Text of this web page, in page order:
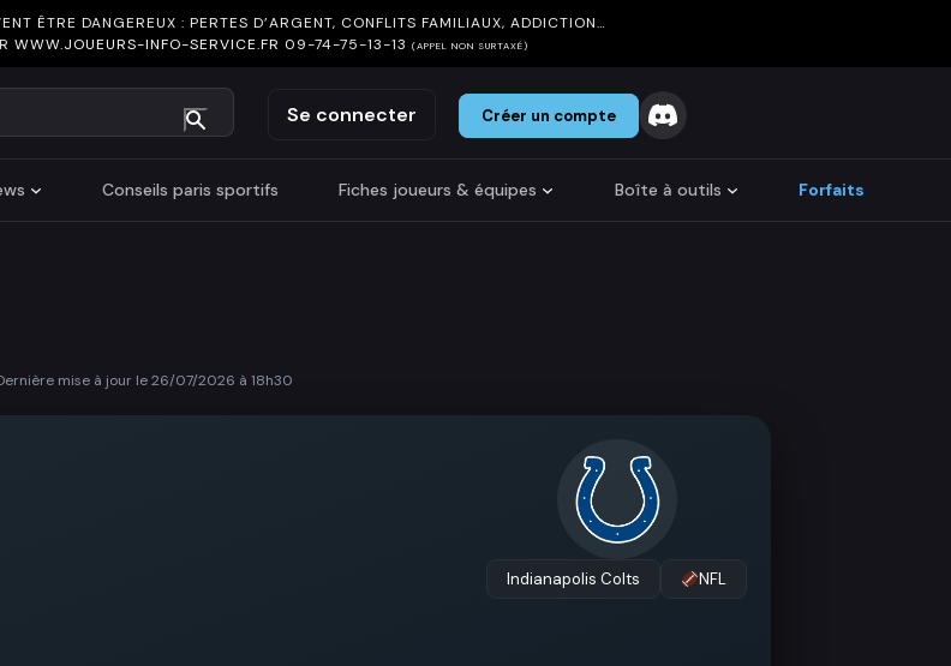
ÊTRE DANGEREUX : PERTES D’ARGENT, CONFLITS FAMILIAUX, ADDICTION…
WWW.JOUEURS-INFO-SERVICE.FR 09-74-75-13-13 (APPEL NON SURTAXÉ)
Se connecter Créer un compte
Conseils paris sportifs Fiches joueurs & équipes Boîte à outils Forfaits
mise à jour le 26/07/2026 à 18h30
Indianapolis Colts NFL